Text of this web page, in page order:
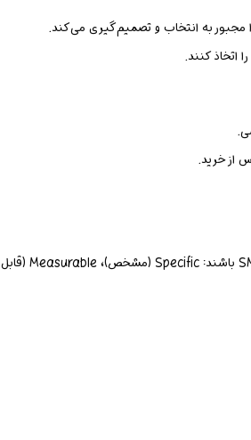
مجبور به انتخاب و تصمیم‌گیری می‌کند.
اتخاذ کنند.
از خرید.